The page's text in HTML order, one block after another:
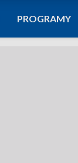
PROGRAMY